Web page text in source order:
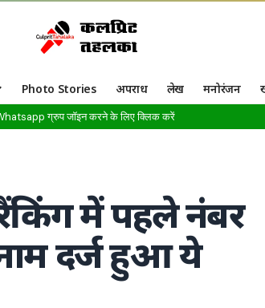
Photo Stories अपराध लेख मनोरंजन
ग्रुप जॉइन करने के लिए क्लिक करें
में पहले नंबर
दर्ज हुआ ये